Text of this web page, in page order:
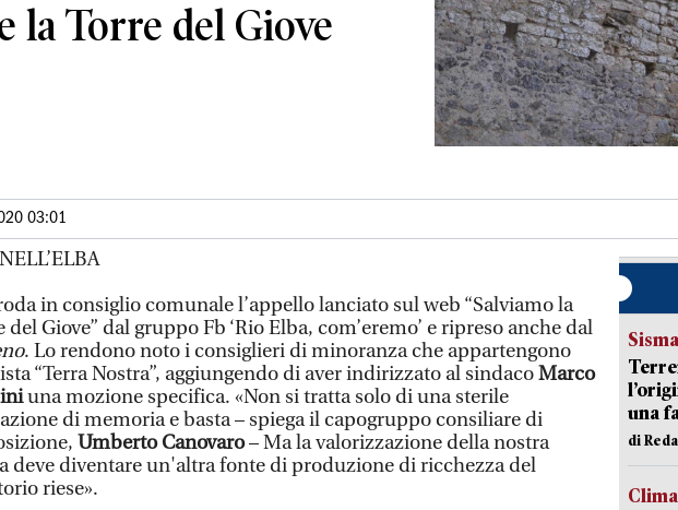
la Torre del Giove
03:01
in consiglio comunale l’appello lanciato sul web “Salviamo la
del Giove” dal gruppo Fb ‘Rio Elba, com’eremo’ e ripreso anche dal
. Lo rendono noto i consiglieri di minoranza che appartengono
“Terra Nostra”, aggiungendo di aver indirizzato al sindacoMarco
una mozione specifica. «Non si tratta solo di una sterile
di memoria e basta – spiega il capogruppo consiliare di
Umberto Canovaro– Ma la valorizzazione della nostra
deve diventare un'altra fonte di produzione di ricchezza del
riese».
Sisma
una
di
Clima